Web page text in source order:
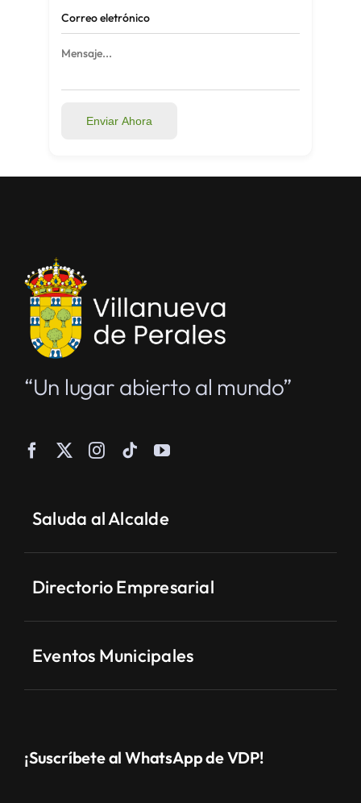
Enviar Ahora
“Un lugar abierto al mundo”
Saluda al Alcalde
Directorio Empresarial
Eventos Municipales
¡Suscríbete al WhatsApp de VDP!